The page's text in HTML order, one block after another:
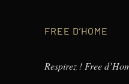
FREE D’HOME
Respirez ! Free